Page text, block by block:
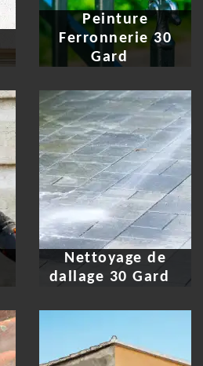
Peinture
Ferronnerie 30
Gard
Nettoyage de
dallage 30 Gard